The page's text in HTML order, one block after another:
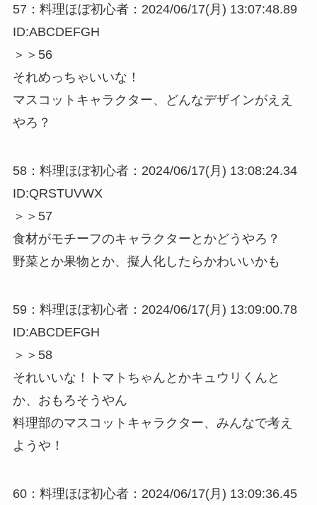
57：料理ほぼ初心者：2024/06/17(月) 13:07:48.89
ID:ABCDEFGH
＞＞56
それめっちゃいいな！
マスコットキャラクター、どんなデザインがええ
やろ？
58：料理ほぼ初心者：2024/06/17(月) 13:08:24.34
ID:QRSTUVWX
＞＞57
食材がモチーフのキャラクターとかどうやろ？
野菜とか果物とか、擬人化したらかわいいかも
59：料理ほぼ初心者：2024/06/17(月) 13:09:00.78
ID:ABCDEFGH
＞＞58
それいいな！トマトちゃんとかキュウリくんと
か、おもろそうやん
料理部のマスコットキャラクター、みんなで考え
ようや！
60：料理ほぼ初心者：2024/06/17(月) 13:09:36.45